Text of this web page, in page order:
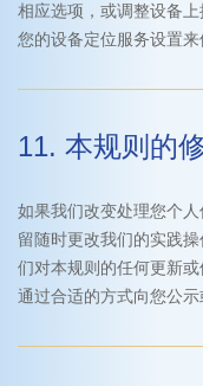
相应选项，或调整设备
您的设备定位服务设置来
11. 本规则的
如果我们改变处理您个
留随时更改我们的实践
们对本规则的任何更新
通过合适的方式向您公示